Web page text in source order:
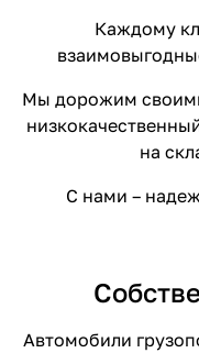
Каждому
Мы дорожим
на
С нами –
Автомобили